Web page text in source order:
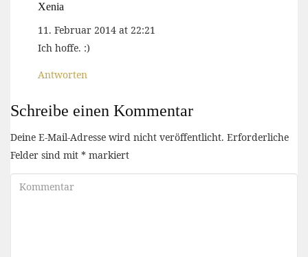
Xenia
11. Februar 2014 at 22:21
Ich hoffe. :)
Antworten
Schreibe einen Kommentar
Deine E-Mail-Adresse wird nicht veröffentlicht. Erforderliche
Felder sind mit * markiert
Kommentar